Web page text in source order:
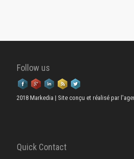
Follow us
2018 Markedia | Site conçu et réalisé par
Quick Contact